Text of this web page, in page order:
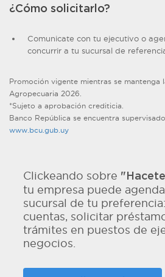
¿Cómo solicitarlo?
Comunicate con tu ejecutivo o
concurrir a tu sucursal de
Promoción vigente mientras se mantenga
Agropecuaria 2026.
*Sujeto a aprobación crediticia.
Banco República se encuentra
www.bcu.gub.uy
Clickeando sobre
tu empresa puede
sucursal de tu
cuentas, solicitar
trámites en puestos de
negocios.